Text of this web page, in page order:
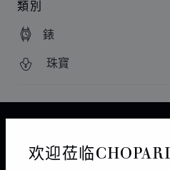
欢迎莅临
類別
錶
珠寶
MONZA GIOIELLERIA